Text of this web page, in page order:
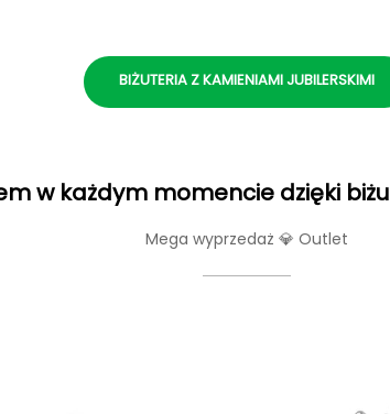
BIŻUTERIA Z KAMIENIAMI JUBILERSKIMI
w każdym momencie dzięki
Mega wyprzedaż 💎 Outlet